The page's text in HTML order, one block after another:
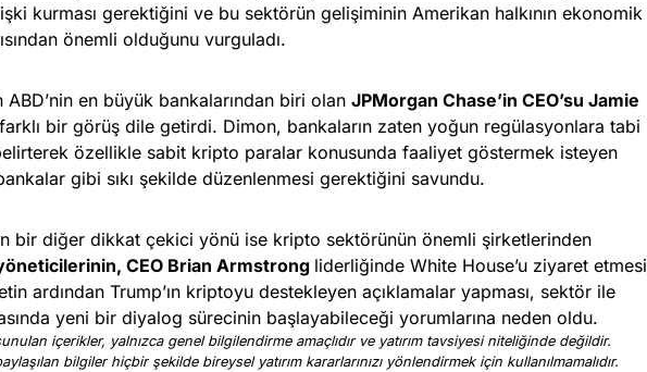
kurması gerektiğini ve bu sektörün gelişiminin Amerikan halkının ekonomik
önemli olduğunu vurguladı.
ABD’nin en büyük bankalarından biri olan JPMorgan Chase’in CEO’su Jamie
bir görüş dile getirdi. Dimon, bankaların zaten yoğun regülasyonlara tabi
özellikle sabit kripto paralar konusunda faaliyet göstermek isteyen
gibi sıkı şekilde düzenlenmesi gerektiğini savundu.
bir diğer dikkat çekici yönü ise kripto sektörünün önemli şirketlerinden
CEO Brian Armstrong liderliğinde White House’u ziyaret etmesi
ardından Trump’ın kriptoyu destekleyen açıklamalar yapması, sektör ile
yeni bir diyalog sürecinin başlayabileceği yorumlarına neden oldu.
içerikler, yalnızca genel bilgilendirme amaçlıdır ve yatırım tavsiyesi niteliğinde değildir.
bilgiler hiçbir şekilde bireysel yatırım kararlarınızı yönlendirmek için kullanılmamalıdır.